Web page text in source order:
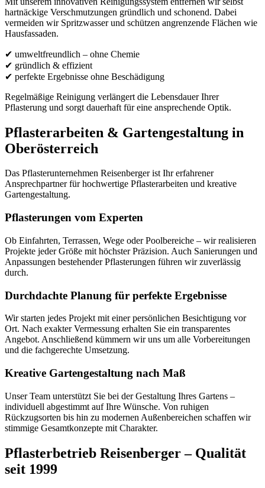
hartnäckige Verschmutzungen gründlich und schonend. Dabei
vermeiden wir Spritzwasser und schützen angrenzende Flächen wie
Hausfassaden.
✔ umweltfreundlich – ohne Chemie
✔ gründlich & effizient
✔ perfekte Ergebnisse ohne Beschädigung
Regelmäßige Reinigung verlängert die Lebensdauer Ihrer
Pflasterung und sorgt dauerhaft für eine ansprechende Optik.
Pflasterarbeiten & Gartengestaltung in
Oberösterreich
Das Pflasterunternehmen Reisenberger ist Ihr erfahrener
Ansprechpartner für hochwertige Pflasterarbeiten und kreative
Gartengestaltung.
Pflasterungen vom Experten
Ob Einfahrten, Terrassen, Wege oder Poolbereiche – wir realisieren
Projekte jeder Größe mit höchster Präzision. Auch Sanierungen und
Anpassungen bestehender Pflasterungen führen wir zuverlässig
durch.
Durchdachte Planung für perfekte Ergebnisse
Wir starten jedes Projekt mit einer persönlichen Besichtigung vor
Ort. Nach exakter Vermessung erhalten Sie ein transparentes
Angebot. Anschließend kümmern wir uns um alle Vorbereitungen
und die fachgerechte Umsetzung.
Kreative Gartengestaltung nach Maß
Unser Team unterstützt Sie bei der Gestaltung Ihres Gartens –
individuell abgestimmt auf Ihre Wünsche. Von ruhigen
Rückzugsorten bis hin zu modernen Außenbereichen schaffen wir
stimmige Gesamtkonzepte mit Charakter.
Pflasterbetrieb Reisenberger – Qualität
seit 1999